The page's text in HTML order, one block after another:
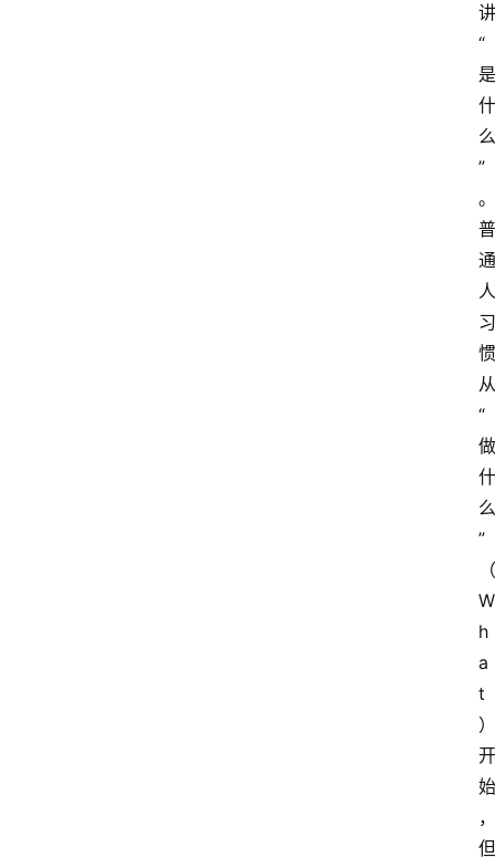
讲
“
是
什
么
”
。
普
通
人
习
惯
从
“
做
什
么
”
（
W
h
a
t
）
开
始
，
但